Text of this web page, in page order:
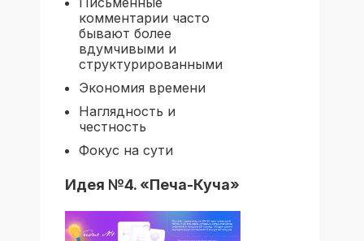
комментарии часто
бывают более
вдумчивыми и
структурированными
Экономия времени
Наглядность и
честность
Фокус на сути
Идея №4. «Печа-Куча»